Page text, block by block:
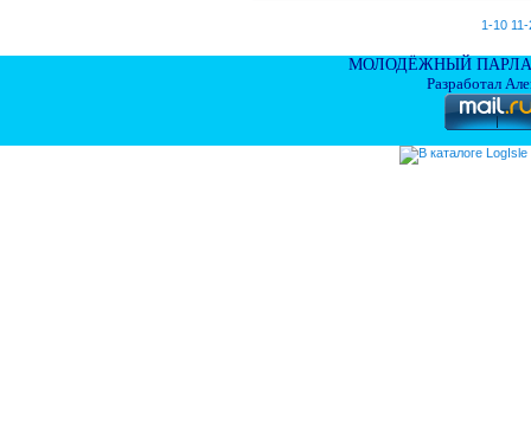
1-10
МОЛОДЁЖНЫЙ
Разработал